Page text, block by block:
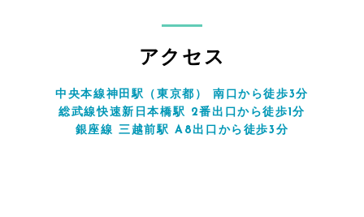
アクセス
中央本線神田駅（東京都） 南口から徒歩3分
総武線快速新日本橋駅 2番出口から徒歩1分
銀座線 三越前駅 A8出口から徒歩3分